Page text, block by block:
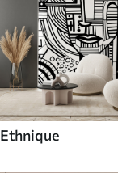
Ethnique